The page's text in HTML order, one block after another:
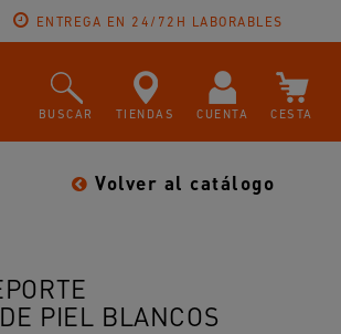
ENTREGA EN 24/72H LABORABLES
CESTA
CUENTA
TIENDAS
BUSCAR
Volver al catálogo
PIEL BLANCOS